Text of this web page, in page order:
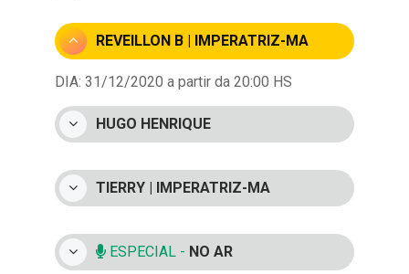
REVEILLON B | IMPERATRIZ-MA
DIA: 31/12/2020 a partir da 20:00 HS
HUGO HENRIQUE
TIERRY | IMPERATRIZ-MA
ESPECIAL - NO AR